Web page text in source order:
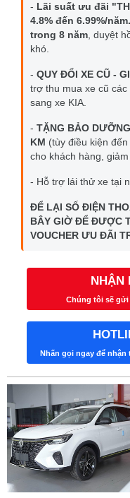
- Lãi suất ưu đãi
4.8% đến 6.99%/năm.
trong 8 năm , duyệt
khó.
- QUY ĐỔI XE CŨ -
trợ thu mua xe cũ
sang xe KIA.
- TẶNG BẢO
KM (tùy điều kiện
cho khách hàng,
- Hỗ trợ lái thử xe tại
ĐỂ LẠI SỐ ĐIỆN
BÂY GIỜ ĐỂ ĐƯỢC
VOUCHER ƯU ĐÃI
NHẬN
Chúng tôi sẽ gửi
Nhấn gọi ngay để